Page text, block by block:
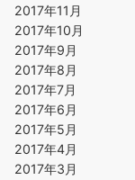
2017年11月
2017年10月
2017年9月
2017年8月
2017年7月
2017年6月
2017年5月
2017年4月
2017年3月